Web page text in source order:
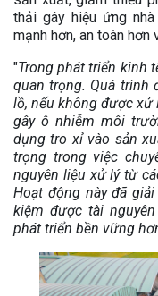
thải gây hiệu ứng
mạnh hơn, an toàn hơn
"Trong phát triển kinh
quan trọng. Quá trình
lồ, nếu không được xử
gây ô nhiễm môi
dụng tro xỉ vào sản
trọng trong việc
nguyên liệu xử lý từ
Hoạt động này đã
kiệm được tài
phát triển bền vững